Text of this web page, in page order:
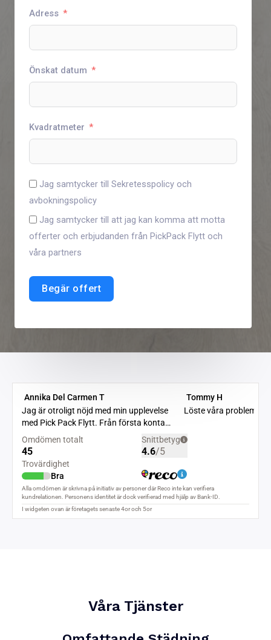
Adress
Önskat datum
Kvadratmeter
Jag samtycker till Sekretesspolicy och
avbokningspolicy
Jag samtycker till att jag kan komma att motta
offerter och erbjudanden från PickPack Flytt och
våra partners
Begär offert
Våra Tjänster